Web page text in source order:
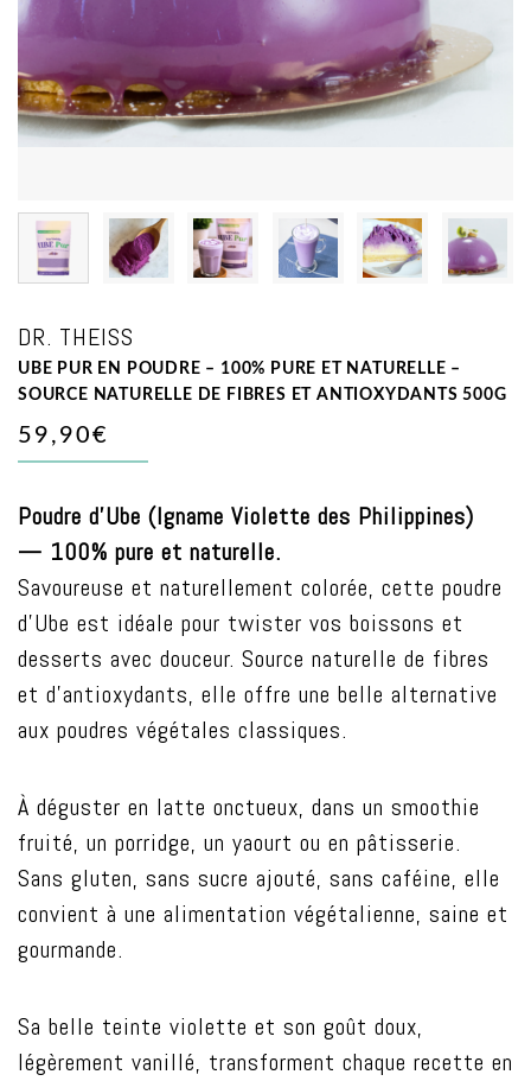
DR. THEISS
UBE PUR EN POUDRE – 100% PURE ET NATURELLE –
SOURCE NATURELLE DE FIBRES ET ANTIOXYDANTS 500G
59,90€
Poudre d’Ube (Igname Violette des Philippines)
— 100% pure et naturelle.
Savoureuse et naturellement colorée, cette poudre
d’Ube est idéale pour twister vos boissons et
desserts avec douceur. Source naturelle de fibres
et d’antioxydants, elle offre une belle alternative
aux poudres végétales classiques.
À déguster en latte onctueux, dans un smoothie
fruité, un porridge, un yaourt ou en pâtisserie.
Sans gluten, sans sucre ajouté, sans caféine, elle
convient à une alimentation végétalienne, saine et
gourmande.
Sa belle teinte violette et son goût doux,
légèrement vanillé, transforment chaque recette en